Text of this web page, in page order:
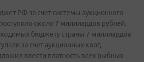
РФ за счет системы аукционного
около 7 миллиардов рублей.
бюджету страны 7 миллиардов
за счет аукционных квот,
ввести платность всех рыбных